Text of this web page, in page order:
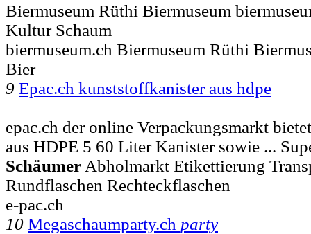
Biermuseum Rüthi Biermuseum
Kultur Schaum
biermuseum.ch Biermuseum Rüthi
Bier
9 Epac.ch kunststoffkanister aus hdpe
epac.ch der online Verpackungsmarkt
aus HDPE 5 60 Liter Kanister sowie ...
Schäumer Abholmarkt Etikettierung
Rundflaschen Rechteckflaschen
e-pac.ch
10 Megaschaumparty.ch party